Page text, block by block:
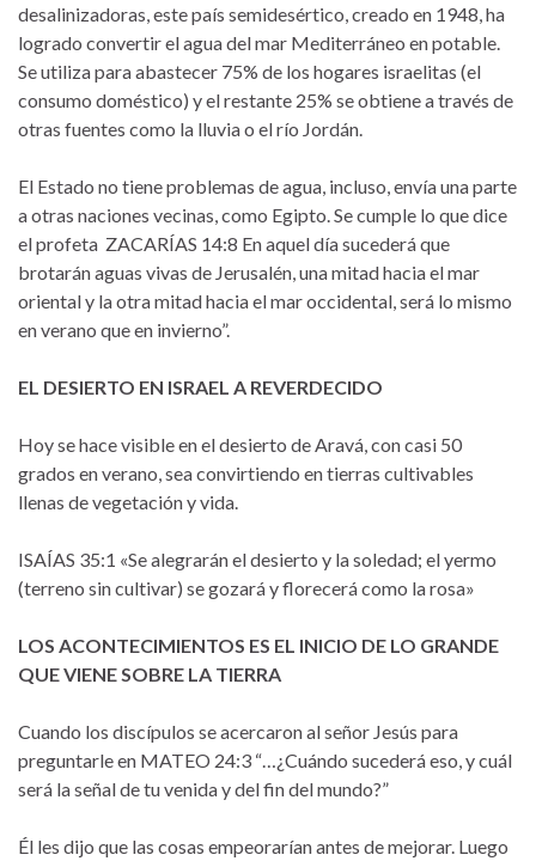
desalinizadoras, este país semidesértico, creado en 1948, ha
logrado convertir el agua del mar Mediterráneo en potable.
Se utiliza para abastecer 75% de los hogares israelitas (el
consumo doméstico) y el restante 25% se obtiene a través de
otras fuentes como la lluvia o el río Jordán.
El Estado no tiene problemas de agua, incluso, envía una parte
a otras naciones vecinas, como Egipto. Se cumple lo que dice
el profeta ZACARÍAS 14:8 En aquel día sucederá que
brotarán aguas vivas de Jerusalén, una mitad hacia el mar
oriental y la otra mitad hacia el mar occidental, será lo mismo
en verano que en invierno”.
EL DESIERTO EN ISRAEL A REVERDECIDO
Hoy se hace visible en el desierto de Aravá, con casi 50
grados en verano, sea convirtiendo en tierras cultivables
llenas de vegetación y vida.
ISAÍAS 35:1 «Se alegrarán el desierto y la soledad; el yermo
(terreno sin cultivar) se gozará y florecerá como la rosa»
LOS ACONTECIMIENTOS ES EL INICIO DE LO GRANDE
QUE VIENE SOBRE LA TIERRA
Cuando los discípulos se acercaron al señor Jesús para
preguntarle en MATEO 24:3 “…¿Cuándo sucederá eso, y cuál
será la señal de tu venida y del fin del mundo?”
Él les dijo que las cosas empeorarían antes de mejorar. Luego